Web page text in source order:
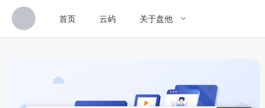
首页 云屿 关于盘他